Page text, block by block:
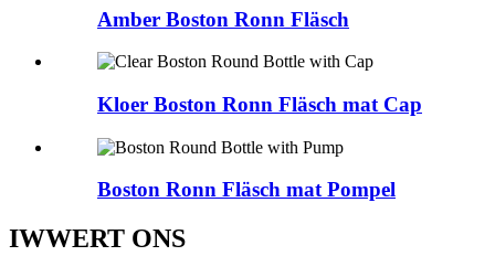
Amber Boston Ronn Fläsch
Kloer Boston Ronn Fläsch mat Cap
Boston Ronn Fläsch mat Pompel
IWWERT ONS